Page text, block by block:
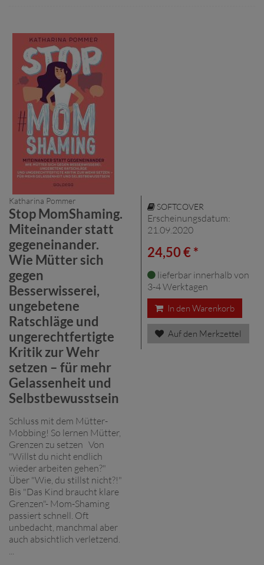
Katharina Pommer
Stop MomShaming.
Miteinander statt
gegeneinander.
Wie Mütter sich
gegen
Besserwisserei,
ungebetene
Ratschläge und
ungerechtfertigte
Kritik zur Wehr
setzen – für mehr
Gelassenheit und
Selbstbewusstsein
Schluss mit dem Mütter-
Mobbing! So lernen Mütter,
Grenzen zu setzen Von
"Willst du nicht endlich
wieder arbeiten gehen?"
Über "Wie, du stillst nicht?!"
Bis "Das Kind braucht klare
Grenzen"- Mom-Shaming
passiert schnell. Oft
unbedacht, manchmal aber
auch absichtlich verletzend.
SOFTCOVER
Erscheinungsdatum:
21.09.2020
24,50 € *
lieferbar innerhalb von
3-4 Werktagen
In den Warenkorb
Auf den Merkzettel